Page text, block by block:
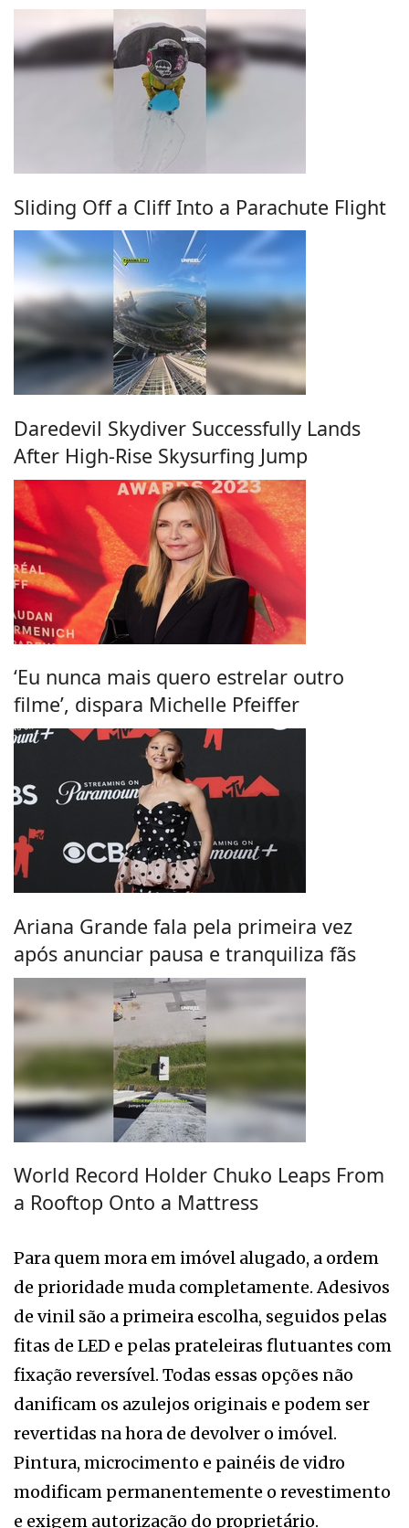
Sliding Off a Cliff Into a Parachute Flight
Daredevil Skydiver Successfully Lands
After High-Rise Skysurfing Jump
‘Eu nunca mais quero estrelar outro
filme’, dispara Michelle Pfeiffer
Ariana Grande fala pela primeira vez
após anunciar pausa e tranquiliza fãs
World Record Holder Chuko Leaps From
a Rooftop Onto a Mattress
Para quem mora em imóvel alugado, a ordem
de prioridade muda completamente. Adesivos
de vinil são a primeira escolha, seguidos pelas
fitas de LED e pelas prateleiras flutuantes com
fixação reversível. Todas essas opções não
danificam os azulejos originais e podem ser
revertidas na hora de devolver o imóvel.
Pintura, microcimento e painéis de vidro
modificam permanentemente o revestimento
e exigem autorização do proprietário.